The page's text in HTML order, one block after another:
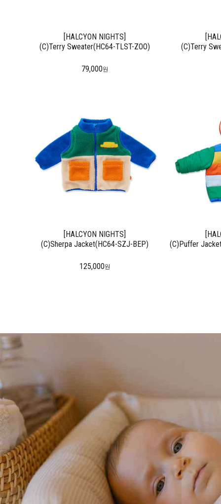
[HALCYON NIGHTS]
(C)Terry Sweater(HC64-TLST-ZOO)
79,000원
(C)Terry
[HALCYON NIGHTS]
(C)Sherpa Jacket(HC64-SZJ-BEP)
125,000원
(C)Puffer